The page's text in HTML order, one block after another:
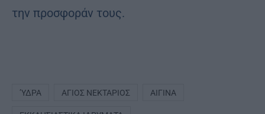
την προσφοράν τους.
’ΥΔΡΑ ΆΓΙΟΣ ΝΕΚΤΆΡΙΟΣ ΑΊΓΙΝΑ